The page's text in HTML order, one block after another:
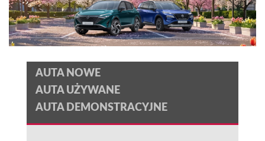
AUTA NOWE
AUTA UŻYWANE
AUTA DEMONSTRACYJNE